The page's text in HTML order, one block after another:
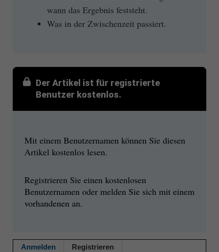
wann das Ergebnis feststeht.
Was in der Zwischenzeit passiert.
Der Artikel ist für registrierte
Benutzer kostenlos.
Mit einem Benutzernamen können Sie diesen
Artikel kostenlos lesen.
Registrieren Sie einen kostenlosen
Benutzernamen oder melden Sie sich mit einem
vorhandenen an.
Anmelden Registrieren